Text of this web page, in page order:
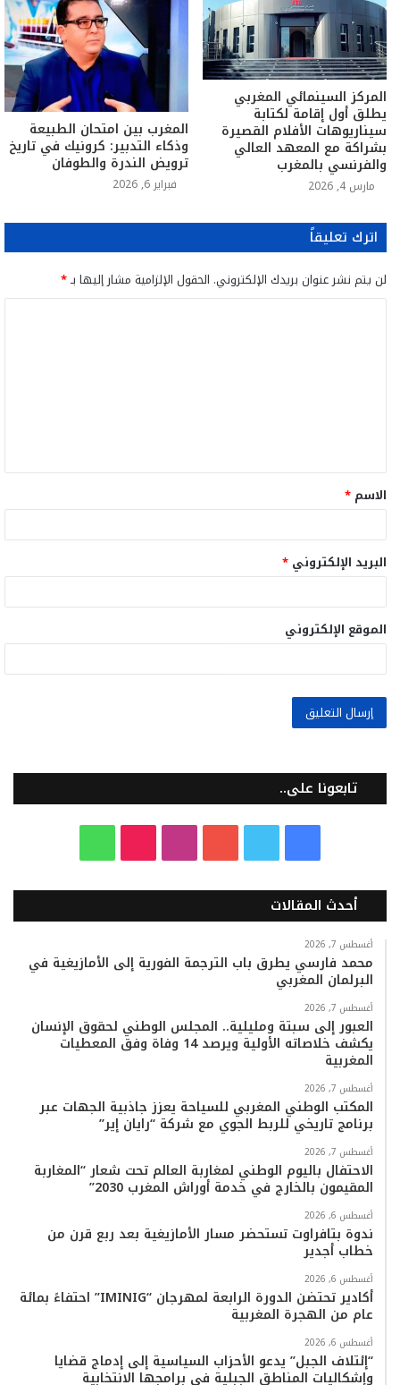
المركز السينمائي المغربي
يطلق أول إقامة لكتابة
سيناريوهات الأفلام القصيرة
بشراكة مع المعهد العالي
والفرنسي بالمغرب
مارس 4, 2026
المغرب بين امتحان الطبيعة
وذكاء التدبير: كرونيك في تاريخ
ترويض الندرة والطوفان
فبراير 6, 2026
اترك تعليقاً
لن يتم نشر عنوان بريدك الإلكتروني. الحقول الإلزامية مشار إليها بـ*
ق
*
الاسم *
البريد الإلكتروني *
الموقع الإلكتروني
تابعونا على..
س
و
ك
ي
ت
ب
س
ت
ا
k
T
k
ت
س
ب
أحدث المقالات
أغسطس 7, 2026
محمد فارسي يطرق باب الترجمة الفورية إلى الأمازيغية في
البرلمان المغربي
أغسطس 7, 2026
العبور إلى سبتة ومليلية.. المجلس الوطني لحقوق الإنسان
يكشف خلاصاته الأولية ويرصد 14 وفاة وفق المعطيات
المغربية
أغسطس 7, 2026
المكتب الوطني المغربي للسياحة يعزز جاذبية الجهات عبر
برنامج تاريخي للربط الجوي مع شركة “رايان إير”
أغسطس 7, 2026
الاحتفال باليوم الوطني لمغاربة العالم تحت شعار “المغاربة
المقيمون بالخارج في خدمة أوراش المغرب 2030”
أغسطس 6, 2026
ندوة بتافراوت تستحضر مسار الأمازيغية بعد ربع قرن من
خطاب أجدير
أغسطس 6, 2026
أكادير تحتضن الدورة الرابعة لمهرجان “IMINIG” احتفاءً بمائة
عام من الهجرة المغربية
أغسطس 6, 2026
“إئتلاف الجبل” يدعو الأحزاب السياسية إلى إدماج قضايا
وإشكاليات المناطق الجبلية في برامجها الانتخابية